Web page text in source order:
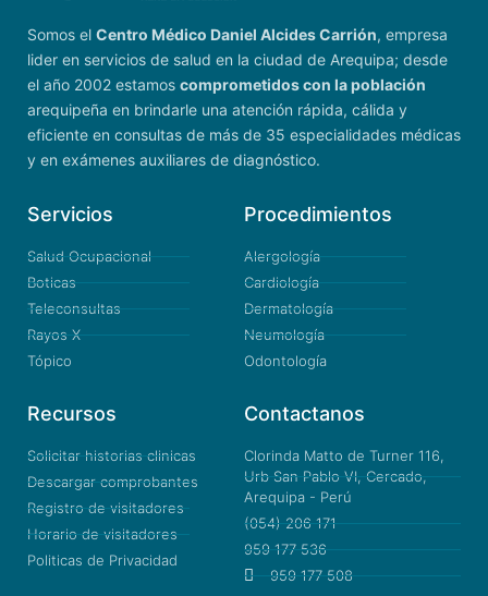
Somos el Centro Médico Daniel Alcides Carrión, empresa
lider en servicios de salud en la ciudad de Arequipa; desde
el año 2002 estamos comprometidos con la población
arequipeña en brindarle una atención rápida, cálida y
eficiente en consultas de más de 35 especialidades médicas
y en exámenes auxiliares de diagnóstico.
Servicios
Salud Ocupacional
Boticas
Teleconsultas
Rayos X
Tópico
Procedimientos
Alergología
Cardiología
Dermatología
Neumología
Odontología
Recursos
Solicitar historias clinicas
Descargar comprobantes
Registro de visitadores
Horario de visitadores
Politicas de Privacidad
Contactanos
Clorinda Matto de Turner 116,
Urb San Pablo VI, Cercado,
Arequipa - Perú
(054) 206 171
959 177 536
959 177 508